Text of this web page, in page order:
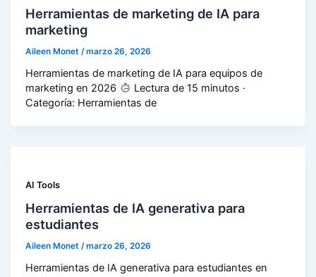
Herramientas de marketing de IA para
marketing
Aileen Monet/marzo 26, 2026
Herramientas de marketing de IA para equipos de
marketing en 2026
Lectura de 15 minutos ·
Categoría: Herramientas de
AI Tools
Herramientas de IA generativa para
estudiantes
Aileen Monet/marzo 26, 2026
Herramientas de IA generativa para estudiantes en